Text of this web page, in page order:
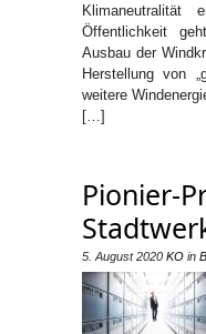
Öffentlichkeit
Ausbau der
Herstellung von
weitere
[…]
Pionier-
5. August 2020 KO in